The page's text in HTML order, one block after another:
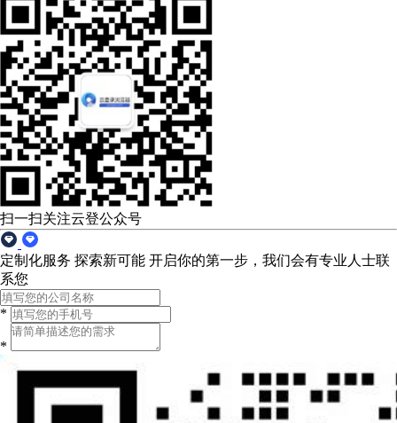
扫一扫关注云登公众号
定制化服务 探索新可能 开启你的第一步，我们会有专业人士联
系您
*
*